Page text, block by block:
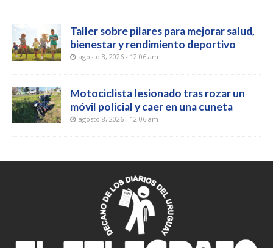
Taller sobre pilares para mejorar salud,
bienestar y rendimiento deportivo
agosto 8, 2026 - 12:06 am
Motociclista lesionado tras rozar un
móvil policial y caer en una cuneta
agosto 8, 2026 - 12:06 am